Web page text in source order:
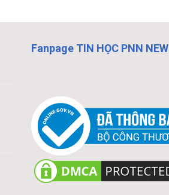
Fanpage TIN HỌC PNN NEW